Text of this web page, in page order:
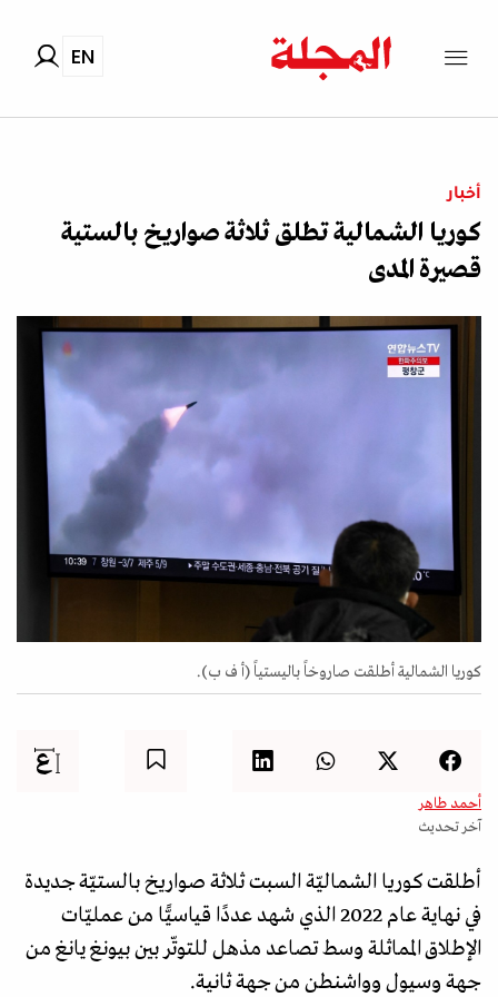
EN
أخبار
كوريا الشمالية تطلق ثلاثة صواريخ بالستية
قصيرة المدى
كوريا الشمالية أطلقت صاروخاً باليستياً (أ ف ب).
أحمد طاهر
آخر تحديث
أطلقت كوريا الشماليّة السبت ثلاثة صواريخ بالستيّة جديدة
في نهاية عام 2022 الذي شهد عددًا قياسيًّا من عمليّات
الإطلاق المماثلة وسط تصاعد مذهل للتوتّر بين بيونغ يانغ من
جهة وسيول وواشنطن من جهة ثانية.